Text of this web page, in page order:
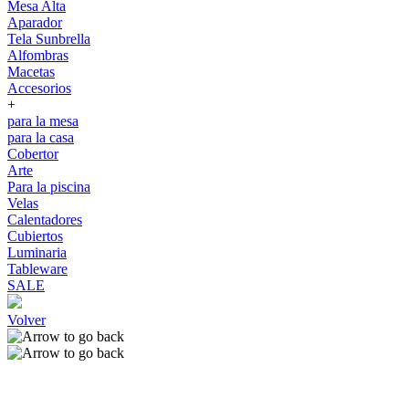
Mesa Alta
Aparador
Tela Sunbrella
Alfombras
Macetas
Accesorios
+
para la mesa
para la casa
Cobertor
Arte
Para la piscina
Velas
Calentadores
Cubiertos
Luminaria
Tableware
SALE
Volver